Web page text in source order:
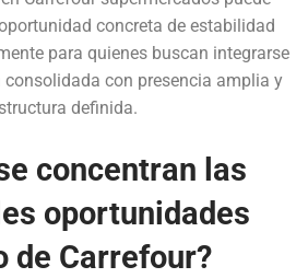
concreta de estabilidad
para quienes buscan integrarse
con presencia amplia y
definida.
concentran las
oportunidades
de Carrefour?